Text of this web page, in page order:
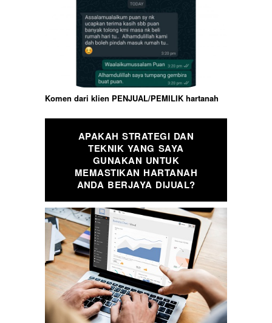
Komen dari klien PENJUAL/PEMILIK hartanah
APAKAH STRATEGI DAN
TEKNIK YANG SAYA
GUNAKAN UNTUK
MEMASTIKAN HARTANAH
ANDA BERJAYA DIJUAL?